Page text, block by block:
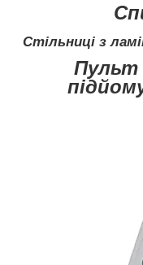
Стільниці з
Пульт